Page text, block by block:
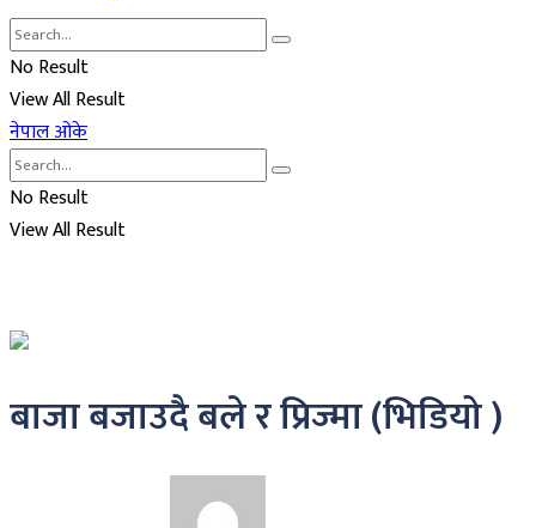
No Result
View All Result
नेपाल ओके
No Result
View All Result
बाजा बजाउदै बले र प्रिज्मा (भिडियो )